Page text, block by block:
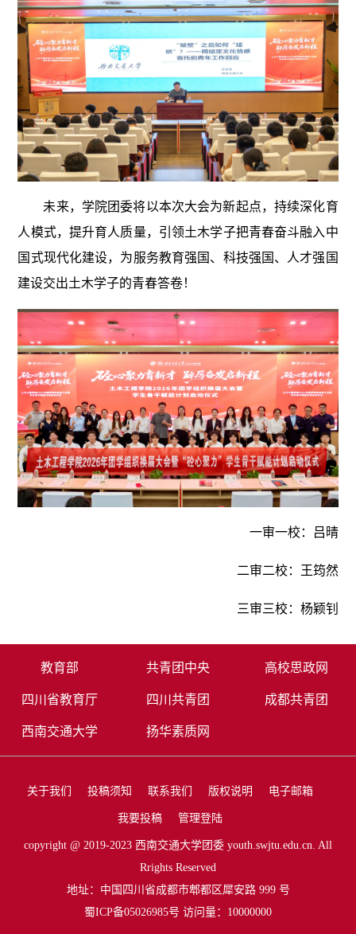
未来，学院团委将以本次大会为新起点，持续深化育
人模式，提升育人质量，引领土木学子把青春奋斗融入中
国式现代化建设，为服务教育强国、科技强国、人才强国
建设交出土木学子的青春答卷！
一审一校：吕晴
二审二校：王筠然
三审三校：杨颖钊
教育部 共青团中央 高校思政网
四川省教育厅 四川共青团 成都共青团
西南交通大学 扬华素质网
关于我们 投稿须知 联系我们 版权说明 电子邮箱
我要投稿 管理登陆
copyright @ 2019-2023 西南交通大学团委 youth.swjtu.edu.cn. All
Rrights Reserved
地址：中国四川省成都市郫都区犀安路 999 号
蜀ICP备05026985号 访问量：10000000